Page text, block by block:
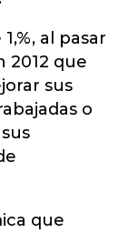
al pasar
2012 que
sus
o
que